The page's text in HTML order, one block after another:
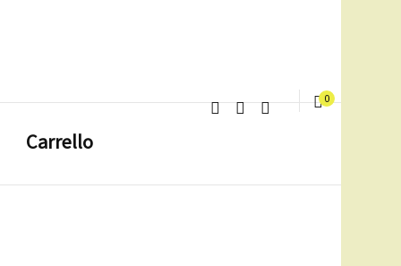
0
Carrello